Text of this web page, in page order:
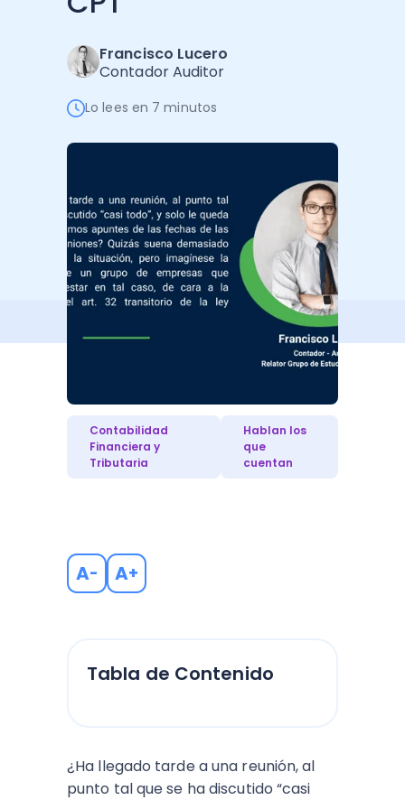
Administración Empresarial
Software Factura y Administración
Cursos
Autores
Francisco Lucero
Contador Auditor
Lo lees en 7 minutos
Contabilidad
Financiera y
Tributaria
Hablan los
que
cuentan
A- A+
Tabla de Contenido
¿Ha llegado tarde a una reunión, al
punto tal que se ha discutido “casi